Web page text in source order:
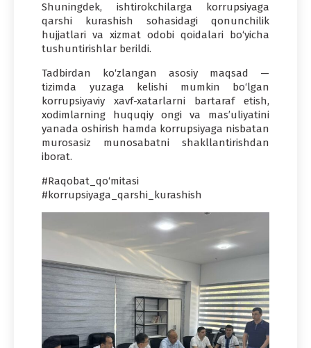
Shuningdek, ishtirokchilarga korrupsiyaga
qarshi kurashish sohasidagi qonunchilik
hujjatlari va xizmat odobi qoidalari bo‘yicha
tushuntirishlar berildi.
Tadbirdan ko‘zlangan asosiy maqsad —
tizimda yuzaga kelishi mumkin bo‘lgan
korrupsiyaviy xavf-xatarlarni bartaraf etish,
xodimlarning huquqiy ongi va mas’uliyatini
yanada oshirish hamda korrupsiyaga nisbatan
murosasiz munosabatni shakllantirishdan
iborat.
#Raqobat_qo‘mitasi
#korrupsiyaga_qarshi_kurashish